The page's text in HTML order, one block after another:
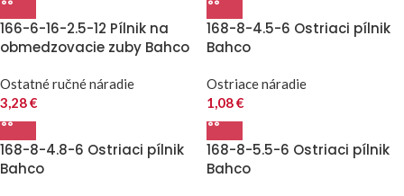
166-6-16-2.5-12 Pílnik na
obmedzovacie zuby Bahco
Ostatné ručné náradie
3,28€
168-8-4.5-6 Ostriaci pílnik
Bahco
Ostriace náradie
1,08€
168-8-4.8-6 Ostriaci pílnik
Bahco
168-8-5.5-6 Ostriaci pílnik
Bahco